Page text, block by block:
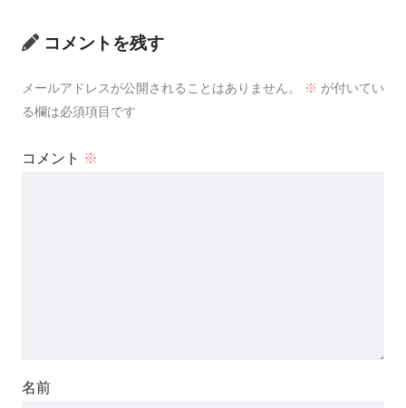
コメントを残す
メールアドレスが公開されることはありません。 ※ が付いてい
る欄は必須項目です
コメント ※
名前